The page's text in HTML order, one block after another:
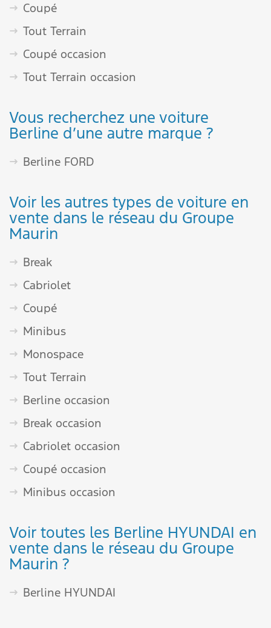
Coupé
Tout Terrain
Coupé occasion
Tout Terrain occasion
Vous recherchez une voiture
Berline d’une autre marque ?
Berline FORD
Voir les autres types de voiture en
vente dans le réseau du Groupe
Maurin
Break
Cabriolet
Coupé
Minibus
Monospace
Tout Terrain
Berline occasion
Break occasion
Cabriolet occasion
Coupé occasion
Minibus occasion
Voir toutes les Berline HYUNDAI en
vente dans le réseau du Groupe
Maurin ?
Berline HYUNDAI